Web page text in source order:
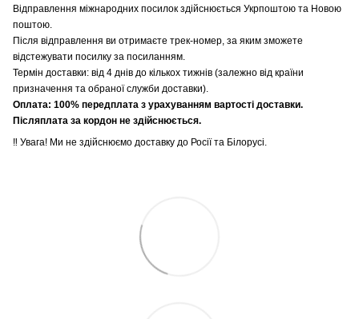
Відправлення міжнародних посилок здійснюється Укрпоштою та Новою
поштою.
Після відправлення ви отримаєте трек-номер, за яким зможете
відстежувати посилку за посиланням.
Термін доставки: від 4 днів до кількох тижнів (залежно від країни
призначення та обраної служби доставки).
Оплата: 100% передплата з урахуванням вартості доставки.
Післяплата за кордон не здійснюється.
‼️ Увага! Ми не здійснюємо доставку до Росії та Білорусі.